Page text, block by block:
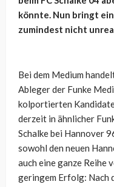
könnte. Nun bringt
zumindest nicht
Bei dem Medium
Ableger der Funke
kolportierten
derzeit in ähnlicher
Schalke bei Hannover
sowohl den neuen
auch eine ganze Reihe
geringem Erfolg: Nach